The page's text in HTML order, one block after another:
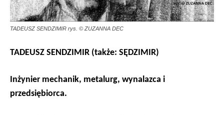
TADEUSZ SENDZIMIR rys. © ZUZANNA DEC
TADEUSZ SENDZIMIR (także: SĘDZIMIR)
Inżynier mechanik, metalurg, wynalazca i
przedsiębiorca.